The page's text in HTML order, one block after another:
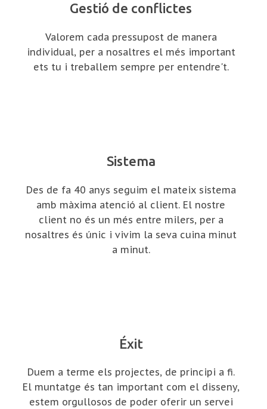
Gestió de conflictes
Valorem cada pressupost de manera
individual, per a nosaltres el més important
ets tu i treballem sempre per entendre't.
Sistema
Des de fa 40 anys seguim el mateix sistema
amb màxima atenció al client. El nostre
client no és un més entre milers, per a
nosaltres és únic i vivim la seva cuina minut
a minut.
Éxit
Duem a terme els projectes, de principi a fi.
El muntatge és tan important com el disseny,
estem orgullosos de poder oferir un servei